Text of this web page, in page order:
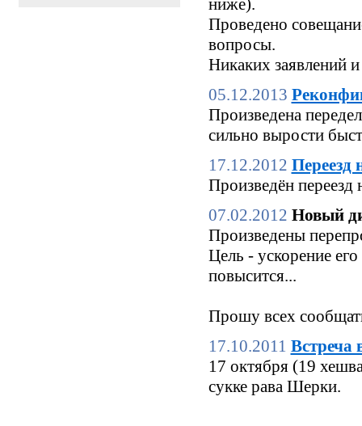
ниже).
Проведено
вопросы.
Никаких заявлений
05.12.2013
Произведена
сильно вырости
17.12.2012 Переезд
Произведён переезд
07.02.2012 Новый
Произведены
Цель - ускорение
повысится...
Прошу всех
17.10.2011 Встреча
17 октября (19
сукке рава Шерки.